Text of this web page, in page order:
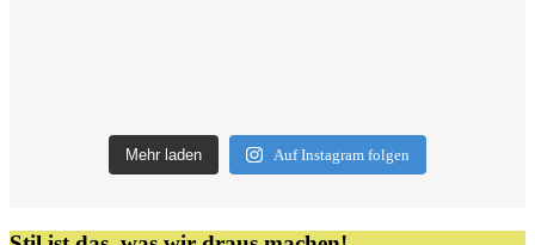
Mehr laden Auf Instagram folgen